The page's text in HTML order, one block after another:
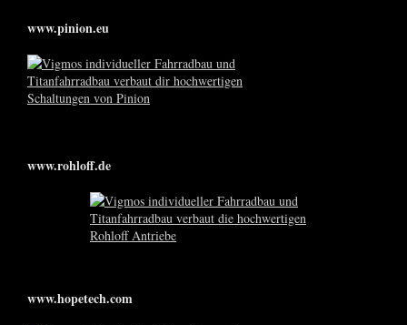
www.pinion.eu
www.rohloff.de
www.hopetech.com